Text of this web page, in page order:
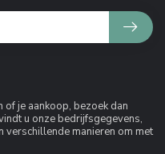
je aankoop, bezoek dan
u onze bedrijfsgegevens,
manieren om met